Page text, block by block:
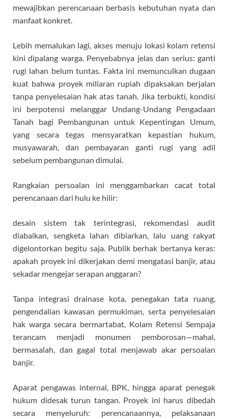
mewajibkan perencanaan berbasis kebutuhan nyata dan
manfaat konkret.
Lebih memalukan lagi, akses menuju lokasi kolam retensi
kini dipalang warga. Penyebabnya jelas dan serius: ganti
rugi lahan belum tuntas. Fakta ini memunculkan dugaan
kuat bahwa proyek miliaran rupiah dipaksakan berjalan
tanpa penyelesaian hak atas tanah. Jika terbukti, kondisi
ini berpotensi melanggar Undang-Undang Pengadaan
Tanah bagi Pembangunan untuk Kepentingan Umum,
yang secara tegas mensyaratkan kepastian hukum,
musyawarah, dan pembayaran ganti rugi yang adil
sebelum pembangunan dimulai.
Rangkaian persoalan ini menggambarkan cacat total
perencanaan dari hulu ke hilir:
desain sistem tak terintegrasi, rekomendasi audit
diabaikan, sengketa lahan dibiarkan, lalu uang rakyat
digelontorkan begitu saja. Publik berhak bertanya keras:
apakah proyek ini dikerjakan demi mengatasi banjir, atau
sekadar mengejar serapan anggaran?
Tanpa integrasi drainase kota, penegakan tata ruang,
pengendalian kawasan permukiman, serta penyelesaian
hak warga secara bermartabat, Kolam Retensi Sempaja
terancam menjadi monumen pemborosan—mahal,
bermasalah, dan gagal total menjawab akar persoalan
banjir.
Aparat pengawas internal, BPK, hingga aparat penegak
hukum didesak turun tangan. Proyek ini harus dibedah
secara menyeluruh: perencanaannya, pelaksanaan